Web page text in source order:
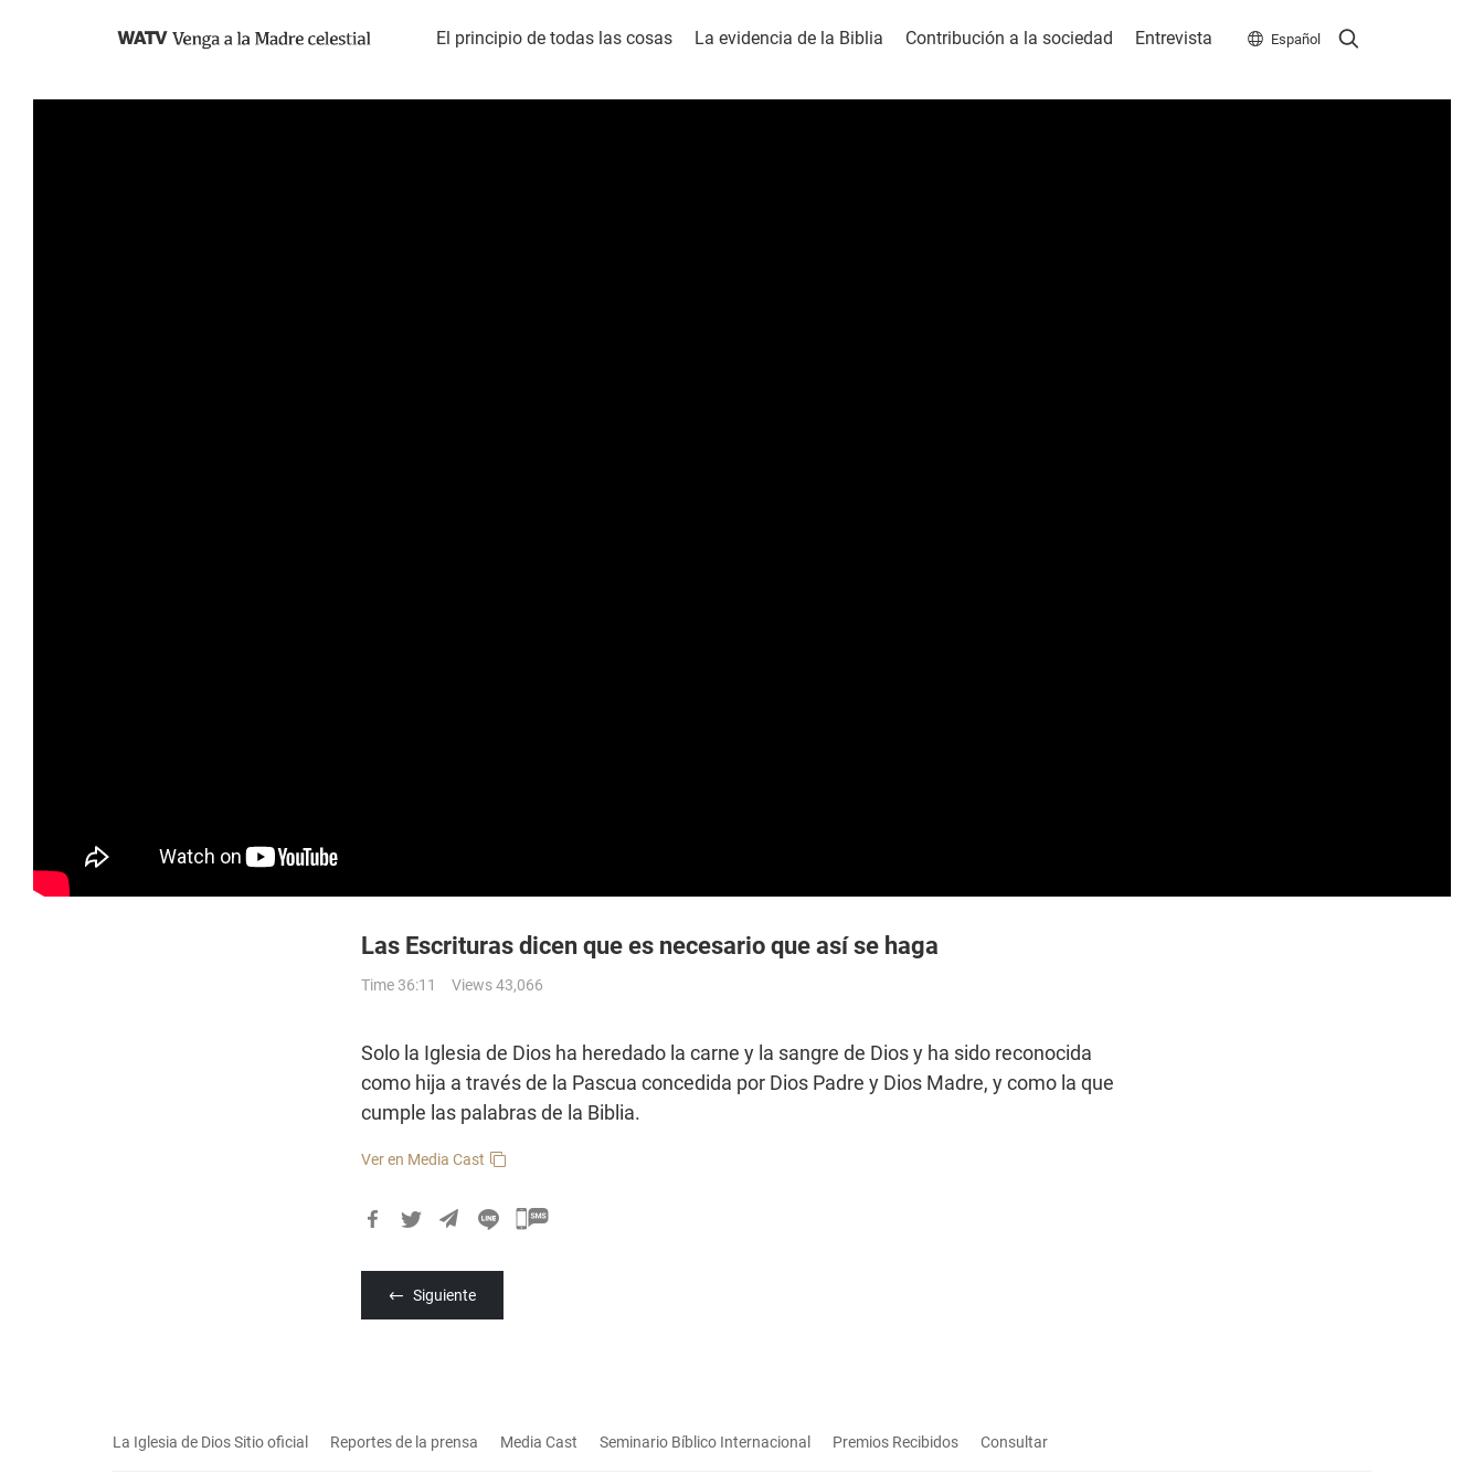
WATV El principio de todas las cosas La evidencia de la Biblia Contribución a la sociedad Entrevista Español Search
Search Search
Las Escrituras dicen que es necesario que así se haga
Time 36:11 Views 43,066
Solo la Iglesia de Dios ha heredado la carne y la sangre de Dios y ha sido reconocida
como hija a través de la Pascua concedida por Dios Padre y Dios Madre, y como la que
cumple las palabras de la Biblia.
Ver en Media Cast
카
톡
Siguiente
La Iglesia de Dios Sitio oficial Reportes de la prensa Media Cast Seminario Bíblico Internacional Premios Recibidos Consultar